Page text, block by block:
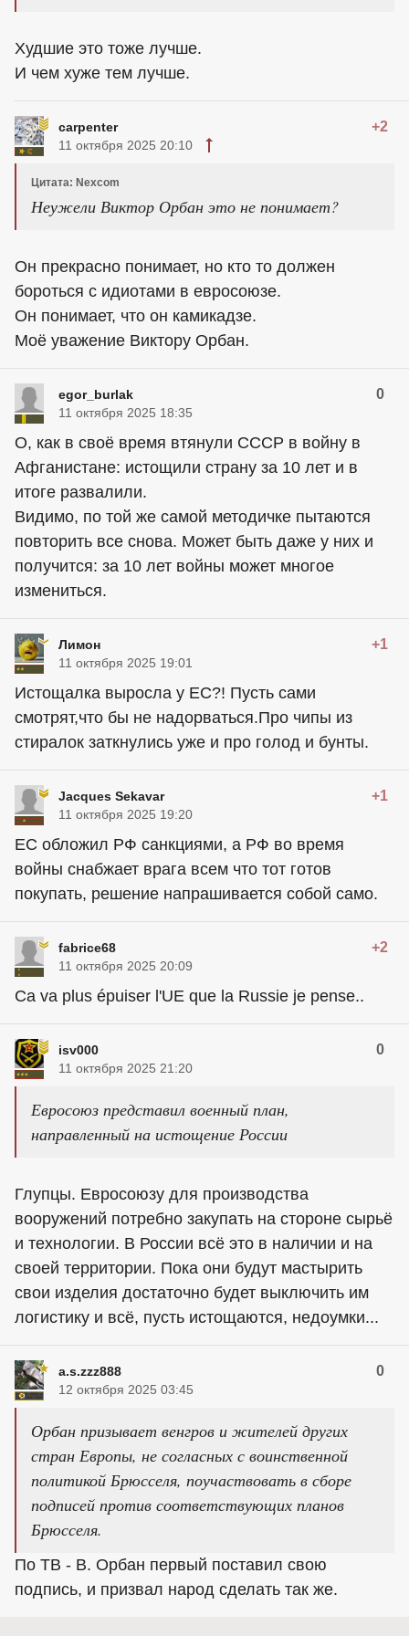
Худшие это тоже лучше.
И чем хуже тем лучше.
carpenter +2
11 октября 2025 20:10
Цитата: Nexcom
Неужели Виктор Орбан это не понимает?
Он прекрасно понимает, но кто то должен
бороться с идиотами в евросоюзе.
Он понимает, что он камикадзе.
Моё уважение Виктору Орбан.
egor_burlak 0
11 октября 2025 18:35
О, как в своё время втянули СССР в войну в
Афганистане: истощили страну за 10 лет и в
итоге развалили.
Видимо, по той же самой методичке пытаются
повторить все снова. Может быть даже у них и
получится: за 10 лет войны может многое
измениться.
Лимон +1
11 октября 2025 19:01
Истощалка выросла у ЕС?! Пусть сами
смотрят,что бы не надорваться.Про чипы из
стиралок заткнулись уже и про голод и бунты.
Jacques Sekavar +1
11 октября 2025 19:20
ЕС обложил РФ санкциями, а РФ во время
войны снабжает врага всем что тот готов
покупать, решение напрашивается собой само.
fabrice68 +2
11 октября 2025 20:09
Ca va plus épuiser l'UE que la Russie je pense..
isv000 0
11 октября 2025 21:20
Евросоюз представил военный план,
направленный на истощение России
Глупцы. Евросоюзу для производства
вооружений потребно закупать на стороне сырьё
и технологии. В России всё это в наличии и на
своей территории. Пока они будут мастырить
свои изделия достаточно будет выключить им
логистику и всё, пусть истощаются, недоумки...
a.s.zzz888 0
12 октября 2025 03:45
Орбан призывает венгров и жителей других
стран Европы, не согласных с воинственной
политикой Брюсселя, поучаствовать в сборе
подписей против соответствующих планов
Брюсселя.
По ТВ - В. Орбан первый поставил свою
подпись, и призвал народ сделать так же.